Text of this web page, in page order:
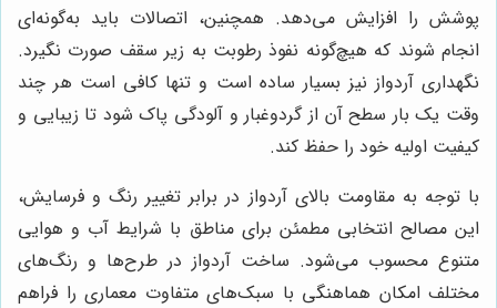
پوشش را افزایش می‌دهد. همچنین، اتصالات باید به‌گونه‌ای
انجام شوند که هیچ‌گونه نفوذ رطوبت به زیر سقف صورت نگیرد.
نگهداری آردواز نیز بسیار ساده است و تنها کافی است هر چند
وقت یک بار سطح آن از گردوغبار و آلودگی پاک شود تا زیبایی و
کیفیت اولیه خود را حفظ کند.
با توجه به مقاومت بالای آردواز در برابر تغییر رنگ و فرسایش،
این مصالح انتخابی مطمئن برای مناطق با شرایط آب و هوایی
متنوع محسوب می‌شود. ساخت آردواز در طرح‌ها و رنگ‌های
مختلف امکان هماهنگی با سبک‌های متفاوت معماری را فراهم